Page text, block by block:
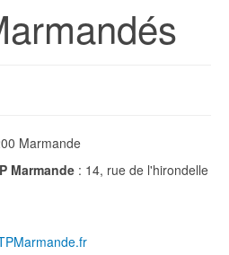
Marmande
Marmande : 14, rue de l'hirondelle